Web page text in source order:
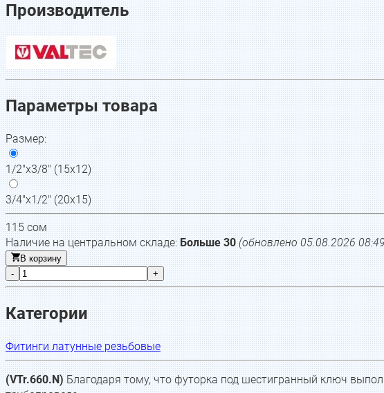
Производитель
Параметры товара
Размер:
1/2"x3/8" (15x12)
3/4"x1/2" (20x15)
115сом
Наличие на центральном складе: Больше 30 (обновлено05.08.2026
В корзину
-
+
Категории
Фитинги латунные резьбовые
(VTr.660.N)Благодаря тому, что футорка под шестигранный ключ